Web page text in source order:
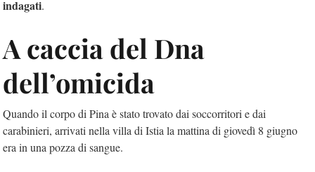
indagati.
A caccia del Dna
dell’omicida
Quando il corpo di Pina è stato trovato dai soccorritori e dai
carabinieri, arrivati nella villa di Istia la mattina di giovedì 8 giugno
era in una pozza di sangue.